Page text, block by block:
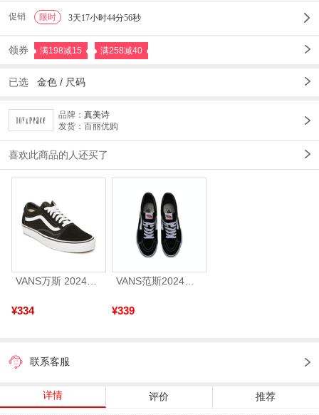
促销 限时 3天17小时44分54秒
领券 满198减15 满258减40
已选 金色 / 尺码
品牌： 真美诗
发货：百丽优购
喜欢此商品的人还买了
VANS万斯 2024年新款中性OldSkool帆布鞋/硫化鞋VN000D3HY28（延续款）
¥334
VANS范斯2024中性SK8-HiCL帆布鞋/硫化鞋VN000D5IB8C
¥339
联系客服
详情 评价 推荐